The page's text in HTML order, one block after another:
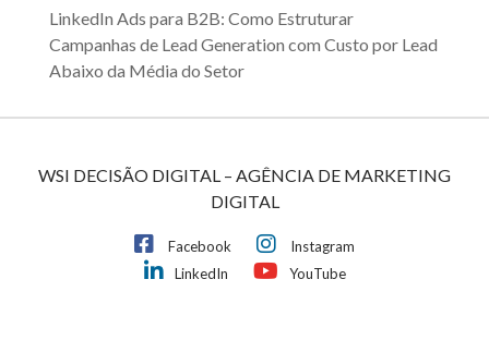
LinkedIn Ads para B2B: Como Estruturar
Campanhas de Lead Generation com Custo por Lead
Abaixo da Média do Setor
WSI DECISÃO DIGITAL – AGÊNCIA DE MARKETING
DIGITAL
Facebook
Instagram
LinkedIn
YouTube